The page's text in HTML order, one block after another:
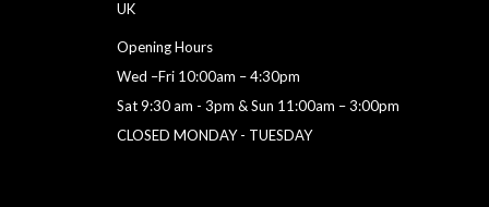
UK
Opening Hours
Wed –Fri 10:00am – 4:30pm
Sat 9:30 am - 3pm & Sun 11:00am – 3:00pm
CLOSED MONDAY - TUESDAY